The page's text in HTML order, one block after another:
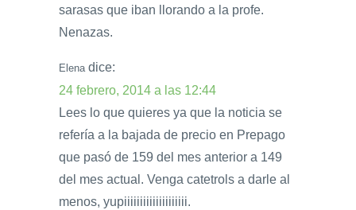
sarasas que iban llorando a la profe.
Nenazas.
Elena dice:
24 febrero, 2014 a las 12:44
Lees lo que quieres ya que la noticia se
refería a la bajada de precio en Prepago
que pasó de 159 del mes anterior a 149
del mes actual. Venga catetrols a darle al
menos, yupiiiiiiiiiiiiiiiiiiii.